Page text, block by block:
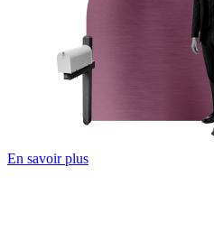
En savoir plus